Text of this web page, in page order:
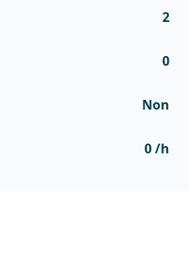
2
0
Non
0 /h